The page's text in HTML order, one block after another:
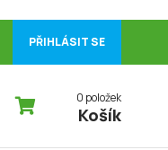
PŘIHLÁSIT SE
0 položek
Košík